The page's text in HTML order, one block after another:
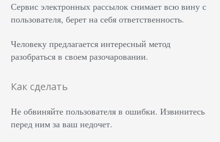
Сервис электронных рассылок снимает всю вину с
пользователя, берет на себя ответственность.
Человеку предлагается интересный метод
разобраться в своем разочаровании.
Как сделать
Не обвиняйте пользователя в ошибки. Извинитесь
перед ним за ваш недочет.